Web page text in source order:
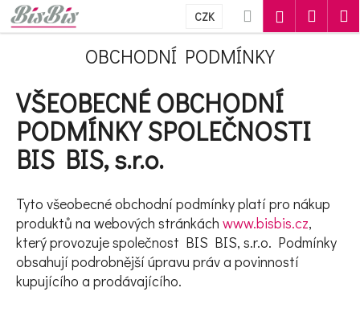
Přejít na obsah CZK Hledat Přihlášení
OBCHODNÍ PODMÍNKY
VŠEOBECNÉ OBCHODNÍ
PODMÍNKY SPOLEČNOSTI
BIS BIS, s.r.o.
Tyto všeobecné obchodní podmínky platí pro nákup
produktů na webových stránkách www.bisbis.cz,
který provozuje společnost BIS BIS, s.r.o. Podmínky
obsahují podrobnější úpravu práv a povinností
kupujícího a prodávajícího.
Košík
C
o
p
t
ř
e
b